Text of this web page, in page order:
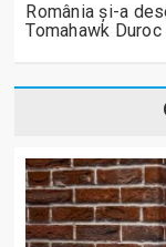
România și-a
Tomahawk Duroc